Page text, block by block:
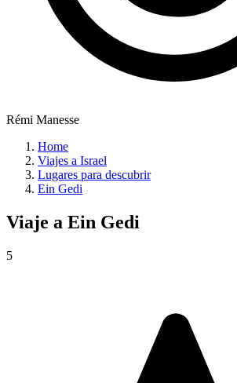
Rémi Manesse
Home
Viajes a Israel
Lugares para descubrir
Ein Gedi
Viaje a Ein Gedi
5